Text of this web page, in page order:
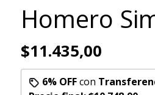
Homero
$11.435,00
6% OFFcon